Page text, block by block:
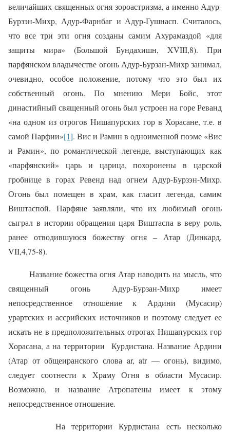
величайших священных огня зороастризма, а именно Адур-
Бурзэн-Михр, Адур-Фарнбаг и Адур-Гушнасп. Считалось,
что все три эти огня созданы самим Ахурамаздой «для
защиты мира» (Большой Бундахишн, XVIII,8). При
парфянском владычестве огонь Адур-Бурзан-Михр занимал,
очевидно, особое положение, потому что это был их
собственный огонь. По мнению Мери Бойс, этот
династийный священный огонь был устроен на горе Реванд
«на одном из отрогов Нишапурских гор в Хорасане, т.е. в
самой Парфии»[1]. Вис и Рамин в одноименной поэме «Вис
и Рамин», по романтической легенде, выступающих как
«парфянский» царь и царица, похоронены в царской
гробнице в горах Ревенд над огнем Адур-Бурзэн-Михр.
Огонь был помещен в храм, как гласит легенда, самим
Виштаспой. Парфяне заявляли, что их любимый огонь
сыграл в истории обращения царя Виштаспа в веру роль,
ранее отводившуюся божеству огня – Атар (Динкард.
VII,4,75-8).
Название божества огня Атар наводить на мысль, что
священный огонь Адур-Бурзан-Михр имеет
непосредственное отношение к Ардини (Мусасир)
урартских и ассрийских источников и поэтому следует ее
искать не в предположительных отрогах Нишапурских гор
Хорасана, а на территории
Курдистана. Название Ардини
(Атар от общеиранского слова ar, atr — огонь), видимо,
следует соотнести к Храму Огня в области Мусасир.
Возможно, и название Атропатены имеет к этому
непосредственное отношение.
На территории Курдистана есть несколько